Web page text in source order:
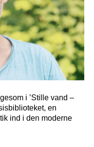
i ’Stille vand –
en
ind i den moderne